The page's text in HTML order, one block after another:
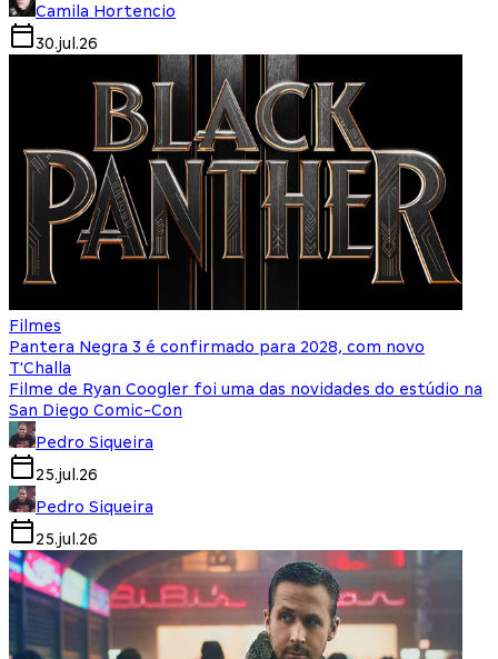
Camila Hortencio
30.jul.26
Filmes
Pantera Negra 3 é confirmado para 2028, com novo
T'Challa
Filme de Ryan Coogler foi uma das novidades do estúdio na
San Diego Comic-Con
Pedro Siqueira
25.jul.26
Pedro Siqueira
25.jul.26